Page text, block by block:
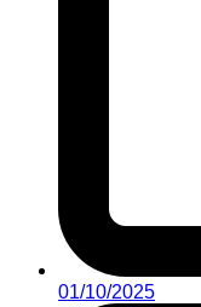
01/10/2025